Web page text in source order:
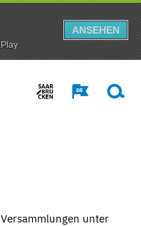
ANSEHEN
unter